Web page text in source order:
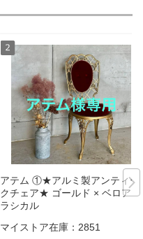
アテム ①★アルミ製アンティー
クチェア★ ゴールド × ベロアク
ラシカル
マイストア在庫： 2851